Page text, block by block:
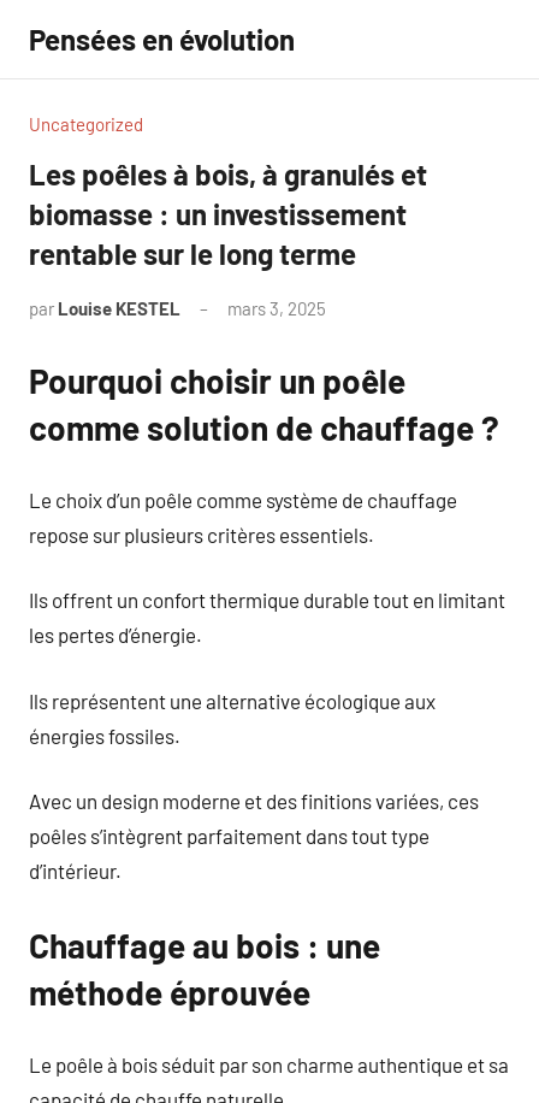
contenu
Pensées en évolution
Uncategorized
Les poêles à bois, à granulés et
biomasse : un investissement
rentable sur le long terme
par Louise KESTEL mars 3, 2025
Pourquoi choisir un poêle
comme solution de chauffage ?
Le choix d’un poêle comme système de chauffage
repose sur plusieurs critères essentiels.
Ils offrent un confort thermique durable tout en limitant
les pertes d’énergie.
Ils représentent une alternative écologique aux
énergies fossiles.
Avec un design moderne et des finitions variées, ces
poêles s’intègrent parfaitement dans tout type
d’intérieur.
Chauffage au bois : une
méthode éprouvée
Le poêle à bois séduit par son charme authentique et sa